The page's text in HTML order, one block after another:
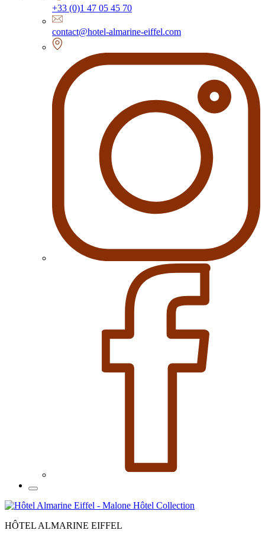
+33 (0)1 47 05 45 70
contact@hotel-almarine-eiffel.com
HÔTEL ALMARINE EIFFEL